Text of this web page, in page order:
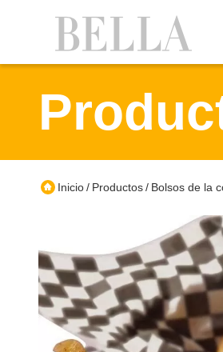
Inicio/ Productos/ Bolsos de la